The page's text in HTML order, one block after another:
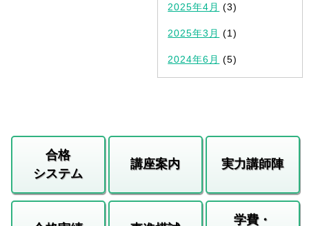
2025年4月 (3)
2025年3月 (1)
2024年6月 (5)
合格
システム
講座案内 実力講師陣
学費・